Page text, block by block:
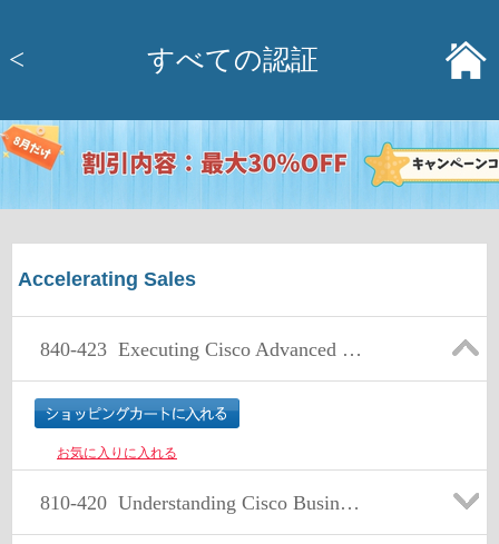
< すべての認証
Accelerating Sales
840-423 Executing Cisco Advanced Business Value Analysis and Design Techniques
お気に入りに入れる
810-420 Understanding Cisco Business Value Analysis Fundamentals